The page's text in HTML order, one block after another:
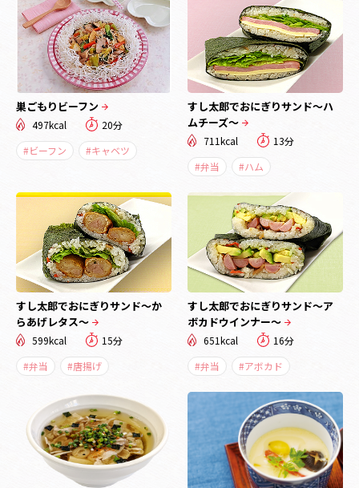
巣ごもりビーフン
497kcal
20分
#ビーフン
#キャベツ
すし太郎でおにぎりサンド～ハ
ムチーズ～
711kcal
13分
#弁当
#ハム
すし太郎でおにぎりサンド～か
らあげレタス～
599kcal
15分
#弁当
#唐揚げ
すし太郎でおにぎりサンド～ア
ボカドウインナー～
651kcal
16分
#弁当
#アボカド